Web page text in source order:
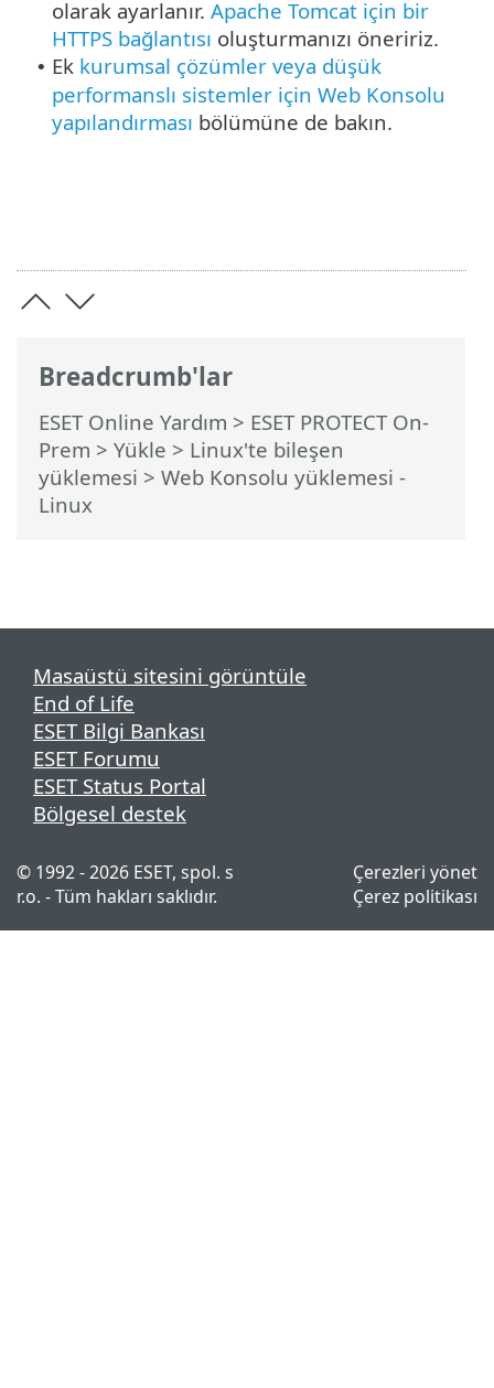
Breadcrumb'lar
ESET Online Yardım > ESET PROTECT On-
Prem > Yükle > Linux'te bileşen
yüklemesi > Web Konsolu yüklemesi -
Linux
olarak ayarlanır. Apache Tomcat için bir
HTTPS bağlantısı oluşturmanızı öneririz.
• Ek kurumsal çözümler veya düşük
performanslı sistemler için Web Konsolu
yapılandırması bölümüne de bakın.
Masaüstü sitesini görüntüle
End of Life
ESET Bilgi Bankası
ESET Forumu
ESET Status Portal
Bölgesel destek
© 1992 - 2026 ESET, spol. s
r.o. - Tüm hakları saklıdır.
Çerezleri yönet
Çerez politikası